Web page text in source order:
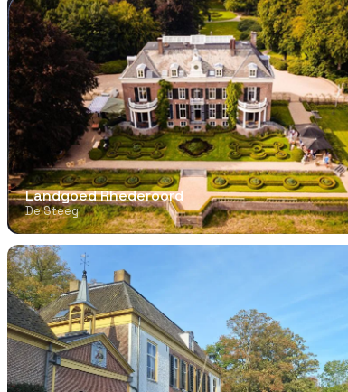
Landgoed Rhederoord
De Steeg